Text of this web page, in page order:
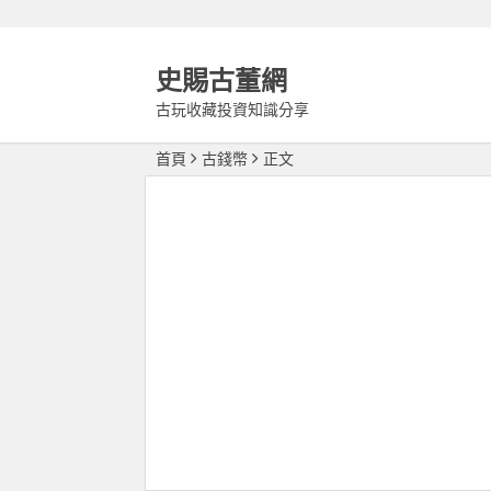
史賜古董網
古玩收藏投資知識分享
首頁 古錢幣 正文